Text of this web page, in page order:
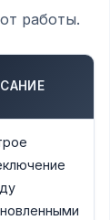
работы.